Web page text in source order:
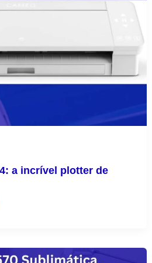
a incrível plotter de